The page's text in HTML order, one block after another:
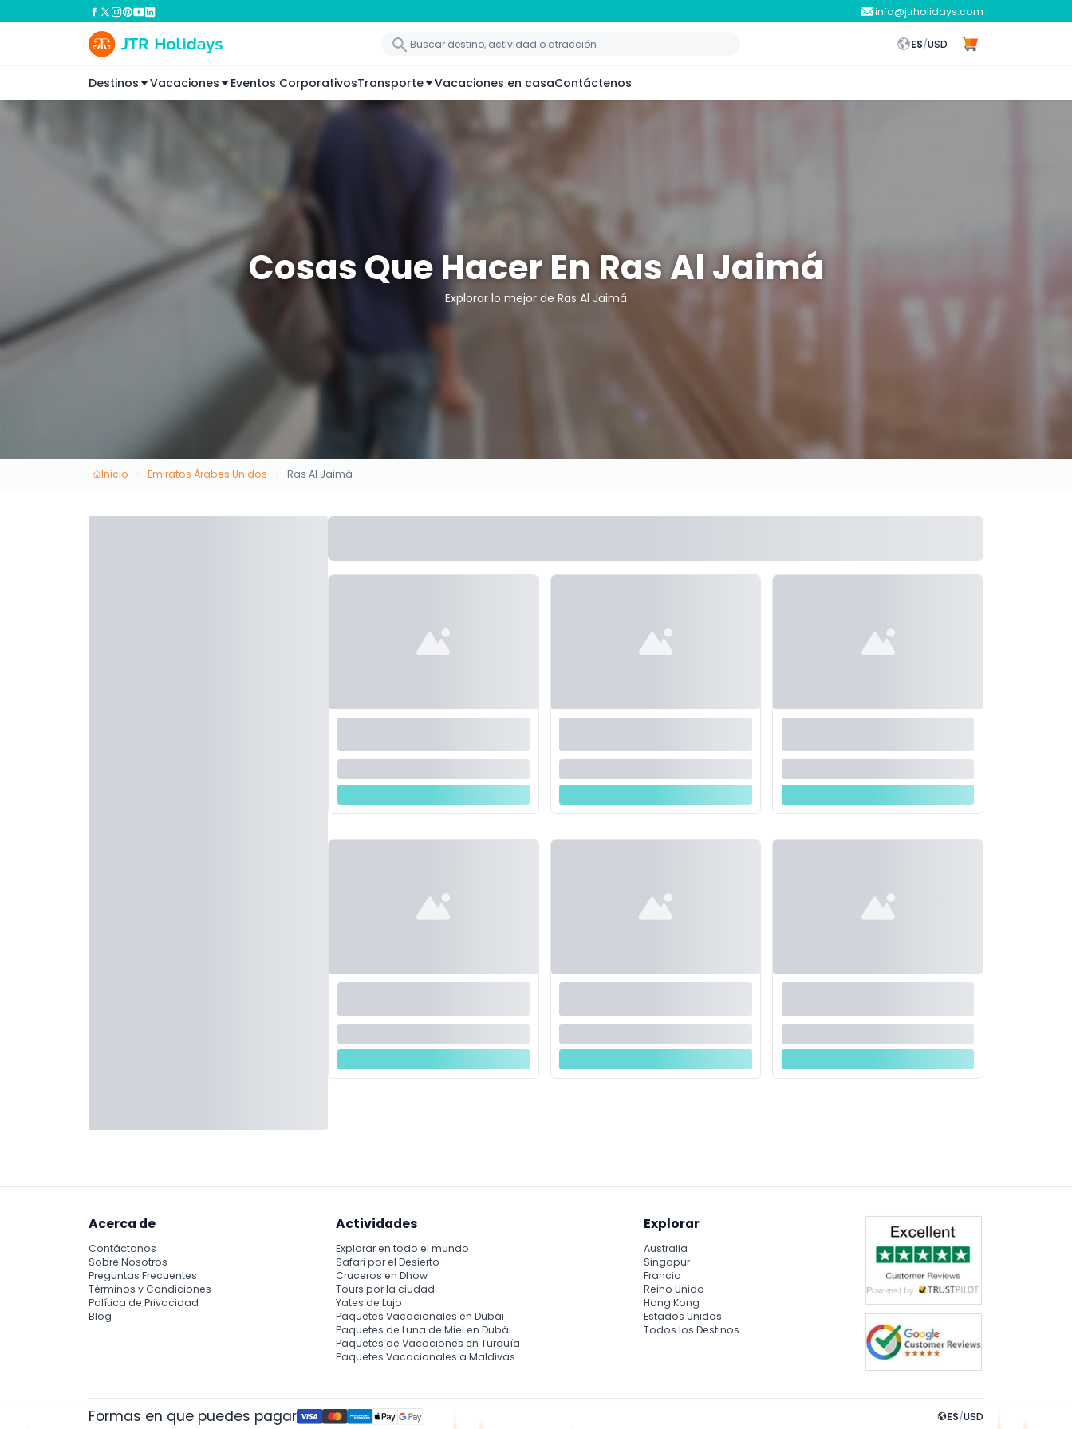
info@jtrholidays.com
ES/USD
Destinos Vacaciones Eventos CorporativosTransporte Vacaciones en casaContáctenos
Cosas Que Hacer En Ras Al Jaimá
Explorar lo mejor de Ras Al Jaimá
Inicio Emiratos Árabes Unidos Ras Al Jaimá
Acerca de
Contáctanos
Sobre Nosotros
Preguntas Frecuentes
Términos y Condiciones
Política de Privacidad
Blog
Actividades
Explorar en todo el mundo
Safari por el Desierto
Cruceros en Dhow
Tours por la ciudad
Yates de Lujo
Paquetes Vacacionales en Dubái
Paquetes de Luna de Miel en Dubái
Paquetes de Vacaciones en Turquía
Paquetes Vacacionales a Maldivas
Explorar
Australia
Singapur
Francia
Reino Unido
Hong Kong
Estados Unidos
Todos los Destinos
Formas en que puedes pagar ES/USD